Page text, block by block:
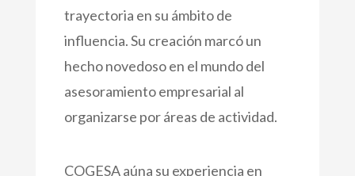
trayectoria en su ámbito de
influencia. Su creación marcó un
hecho novedoso en el mundo del
asesoramiento empresarial al
organizarse por áreas de actividad.
COGESAaúna su experiencia en